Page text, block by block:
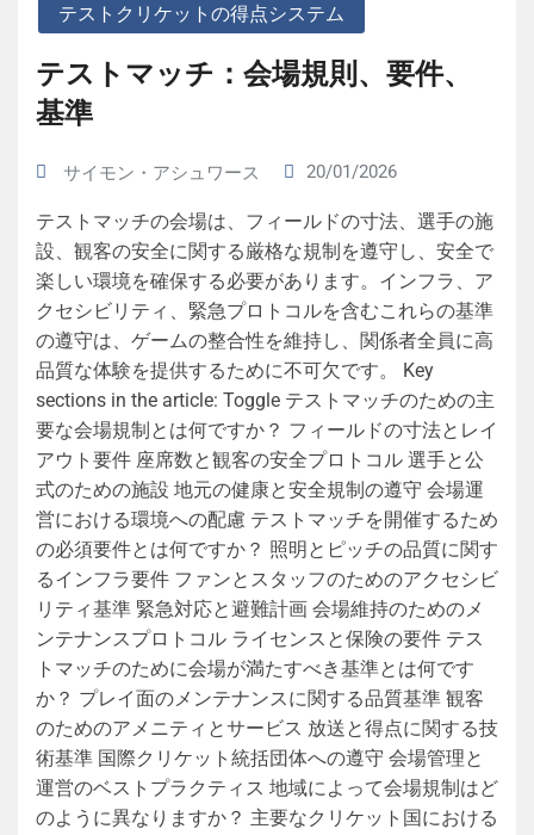
テストクリケットの得点システム
テストマッチ：会場規則、要件、
基準
サイモン・アシュワース 20/01/2026
テストマッチの会場は、フィールドの寸法、選手の施
設、観客の安全に関する厳格な規制を遵守し、安全で
楽しい環境を確保する必要があります。インフラ、ア
クセシビリティ、緊急プロトコルを含むこれらの基準
の遵守は、ゲームの整合性を維持し、関係者全員に高
品質な体験を提供するために不可欠です。 Key
sections in the article: Toggle テストマッチのための主
要な会場規制とは何ですか？ フィールドの寸法とレイ
アウト要件 座席数と観客の安全プロトコル 選手と公
式のための施設 地元の健康と安全規制の遵守 会場運
営における環境への配慮 テストマッチを開催するため
の必須要件とは何ですか？ 照明とピッチの品質に関す
るインフラ要件 ファンとスタッフのためのアクセシビ
リティ基準 緊急対応と避難計画 会場維持のためのメ
ンテナンスプロトコル ライセンスと保険の要件 テス
トマッチのために会場が満たすべき基準とは何です
か？ プレイ面のメンテナンスに関する品質基準 観客
のためのアメニティとサービス 放送と得点に関する技
術基準 国際クリケット統括団体への遵守 会場管理と
運営のベストプラクティス 地域によって会場規制はど
のように異なりますか？ 主要なクリケット国における